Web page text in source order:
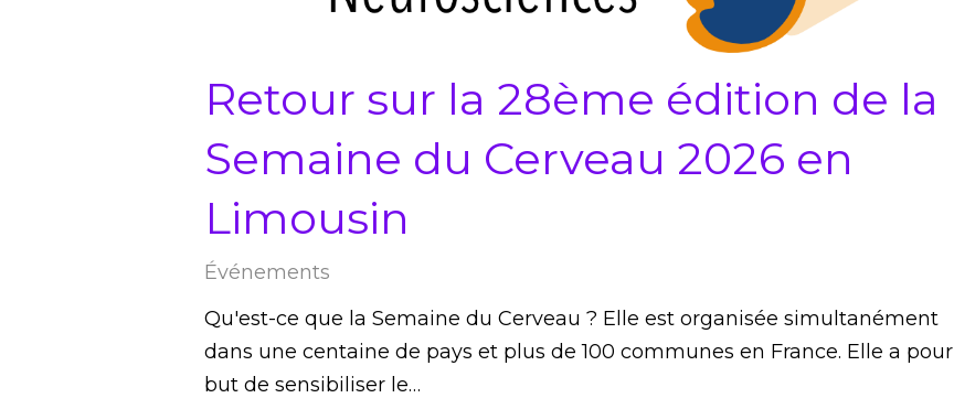
Retour sur la 28ème édition de la
Semaine du Cerveau 2026 en
Limousin
Événements
Qu'est-ce que la Semaine du Cerveau ? Elle est organisée simultanément
dans une centaine de pays et plus de 100 communes en France. Elle a pour
but de sensibiliser le…